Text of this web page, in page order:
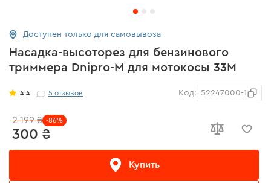
Насадка-высоторез для бензинового
триммера Dnipro-M для мотокосы 33М
4.4 5отзывов Код: 52247000-1
300 ₴
2 199 ₴ -86%
Купить
Доступен только для самовывоза